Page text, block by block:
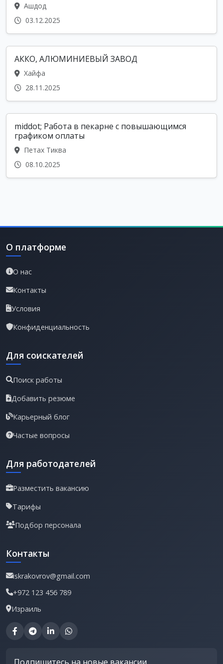
Ашдод
03.12.2025
АККО, АЛЮМИНИЕВЫЙ ЗАВОД
Хайфа
28.11.2025
middot; Работа в пекарне с повышающимся
графиком оплаты
Петах Тиква
08.10.2025
О платформе
О нас
Контакты
Условия
Конфиденциальность
Для соискателей
Поиск работы
Добавить резюме
Карьерный блог
Частые вопросы
Для работодателей
Разместить вакансию
Тарифы
Подбор персонала
Контакты
iskrakovrov@gmail.com
+972 123 456 789
Израиль